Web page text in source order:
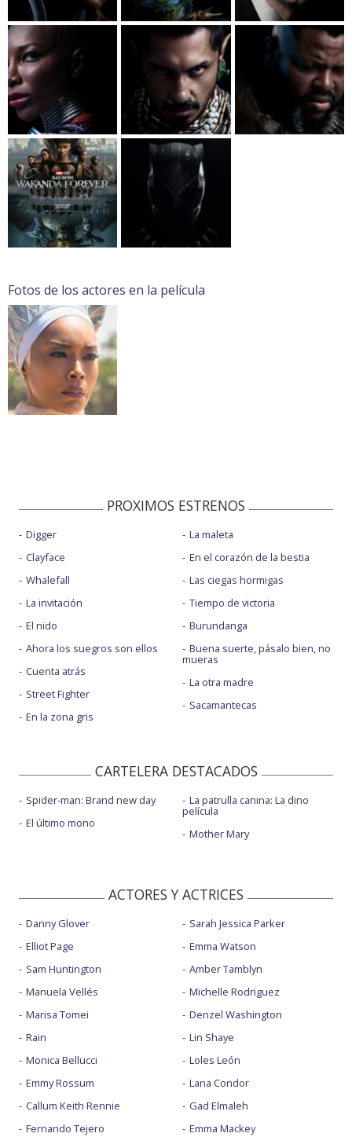
Fotos de los actores en la película
PROXIMOS ESTRENOS
Digger
Clayface
Whalefall
La invitación
El nido
Ahora los suegros son ellos
Cuenta atrás
Street Fighter
En la zona gris
La maleta
En el corazón de la bestia
Las ciegas hormigas
Tiempo de victoria
Burundanga
Buena suerte, pásalo bien, no
mueras
La otra madre
Sacamantecas
CARTELERA DESTACADOS
Spider-man: Brand new day
El último mono
La patrulla canina: La dino
película
Mother Mary
ACTORES Y ACTRICES
Danny Glover
Elliot Page
Sam Huntington
Manuela Vellés
Marisa Tomei
Rain
Monica Bellucci
Emmy Rossum
Callum Keith Rennie
Fernando Tejero
Sarah Jessica Parker
Emma Watson
Amber Tamblyn
Michelle Rodriguez
Denzel Washington
Lin Shaye
Loles León
Lana Condor
Gad Elmaleh
Emma Mackey